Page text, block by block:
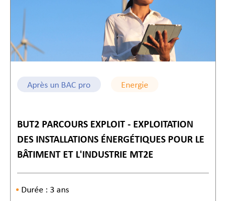
Après un BAC pro Energie
BUT2 PARCOURS EXPLOIT - EXPLOITATION
DES INSTALLATIONS ÉNERGÉTIQUES POUR LE
BÂTIMENT ET L'INDUSTRIE MT2E
Durée : 3 ans